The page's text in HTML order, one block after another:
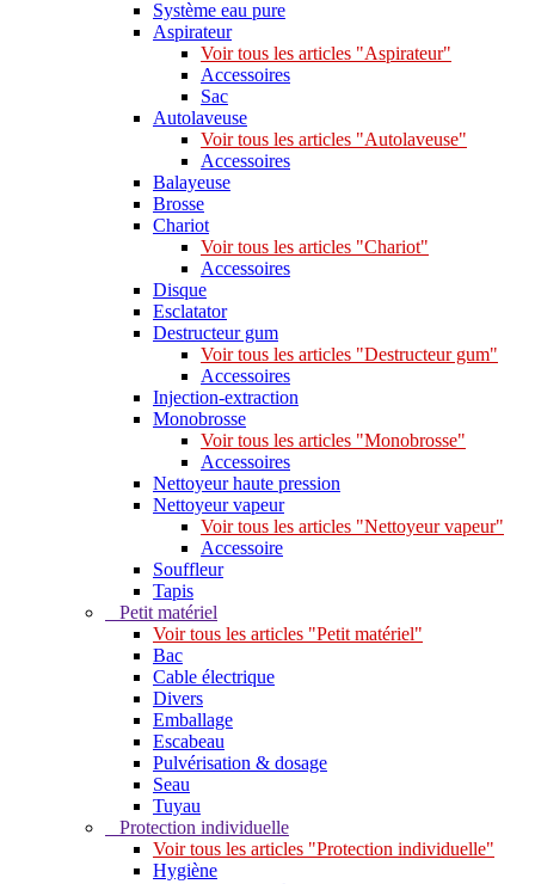
Système eau pure
Aspirateur
Voir tous les articles "Aspirateur"
Accessoires
Sac
Autolaveuse
Voir tous les articles "Autolaveuse"
Accessoires
Balayeuse
Brosse
Chariot
Voir tous les articles "Chariot"
Accessoires
Disque
Esclatator
Destructeur gum
Voir tous les articles "Destructeur gum"
Accessoires
Injection-extraction
Monobrosse
Voir tous les articles "Monobrosse"
Accessoires
Nettoyeur haute pression
Nettoyeur vapeur
Voir tous les articles "Nettoyeur vapeur"
Accessoire
Souffleur
Tapis
Petit matériel
Voir tous les articles "Petit matériel"
Bac
Cable électrique
Divers
Emballage
Escabeau
Pulvérisation & dosage
Seau
Tuyau
Protection individuelle
Voir tous les articles "Protection individuelle"
Hygiène